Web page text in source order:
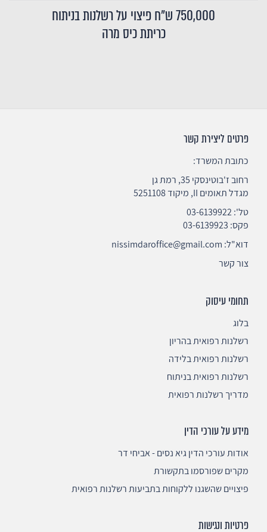
750,000 ש"ח פיצוי על רשלנות בניתוח
כריתת כיס מרה
פרטים ליצירת קשר
כתובת המשרד:
רחוב ז'בוטינסקי 35, רמת גן
מגדל תאומים II, מיקוד 5251108
טל':03-6139922
פקס: 03-6139923
דוא"ל: nissimdaroffice@gmail.com
צור קשר
תחומי עיסוק
בלוג
רשלנות רפואית בהריון
רשלנות רפואית בלידה
רשלנות רפואית בניתוח
מדריך רשלנות רפואית
מידע על עורכי הדין
אודות עורכי הדין גיא נסים - אביחי דר
מקרים שפורסמו בתקשורת
פיצויים שהשגנו ללקוחות בתביעות רשלנות רפואית
פרטיות ונגישות